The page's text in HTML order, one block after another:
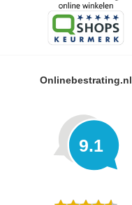
Onlinebestrating.nl
9.1